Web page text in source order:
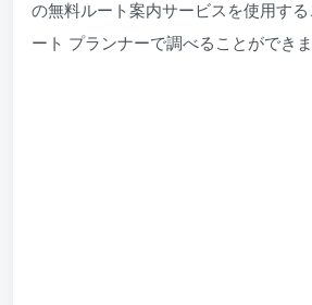
の無料ルート案内サービスを使用す
ート プランナーで調べることができま